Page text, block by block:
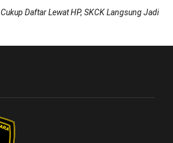
Cukup Daftar Lewat HP, SKCK Langsung Jadi